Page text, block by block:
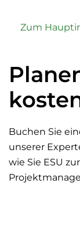
Zum
Buchen Sie
unserer
wie Sie ESU